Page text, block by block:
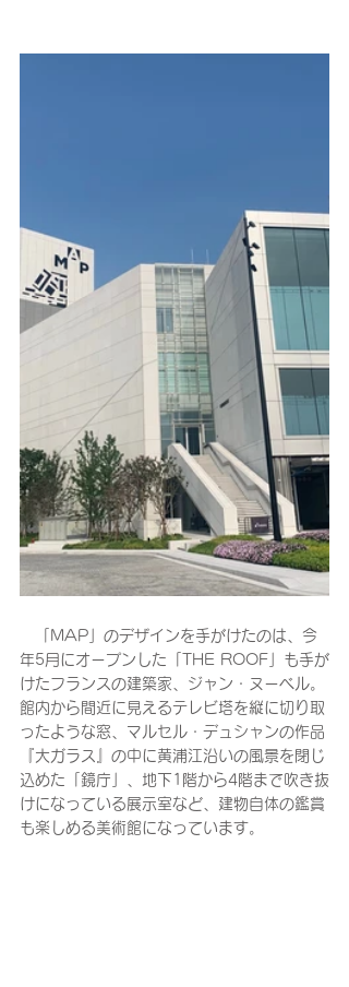
「MAP」のデザインを手がけたのは、今
年5月にオープンした「THE ROOF」も手が
けたフランスの建築家、ジャン・ヌーベル。
館内から間近に見えるテレビ塔を縦に切り取
ったような窓、マルセル・デュシャンの作品
『大ガラス』の中に黄浦江沿いの風景を閉じ
込めた「鏡庁」、地下1階から4階まで吹き抜
けになっている展示室など、建物自体の鑑賞
も楽しめる美術館になっています。